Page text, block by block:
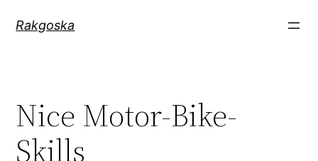
InhaltRakgoska
Nice Motor-Bike-
Skills